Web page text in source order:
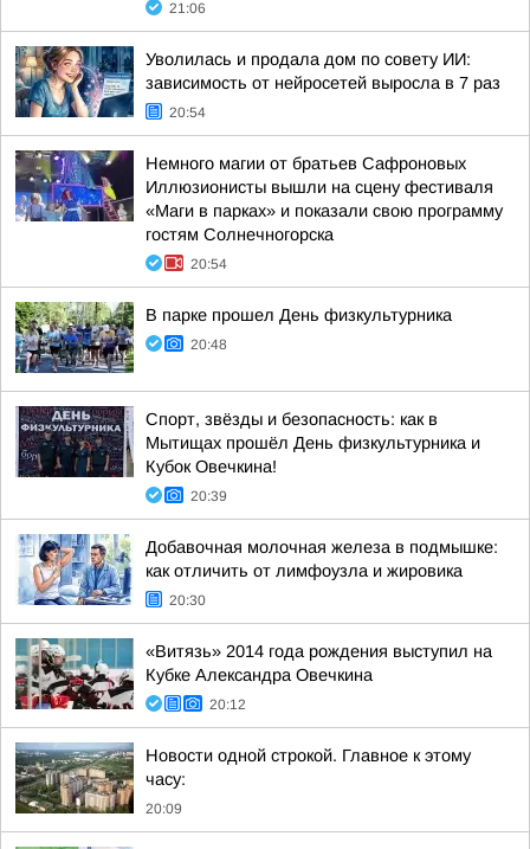
21:06
Уволилась и продала дом по совету ИИ:
зависимость от нейросетей выросла в 7 раз
20:54
Немного магии от братьев Сафроновых
Иллюзионисты вышли на сцену фестиваля
«Маги в парках» и показали свою программу
гостям Солнечногорска
20:54
В парке прошел День физкультурника
20:48
Спорт, звёзды и безопасность: как в
Мытищах прошёл День физкультурника и
Кубок Овечкина!
20:39
Добавочная молочная железа в подмышке:
как отличить от лимфоузла и жировика
20:30
«Витязь» 2014 года рождения выступил на
Кубке Александра Овечкина
20:12
Новости одной строкой. Главное к этому
часу:
20:09